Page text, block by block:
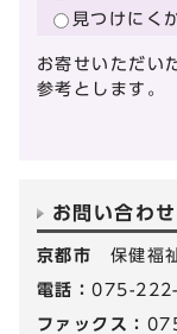
見つけにく
お寄せいただい
参考とします。
お問い合わ
京都市 保健福
電話：075-
ファックス：